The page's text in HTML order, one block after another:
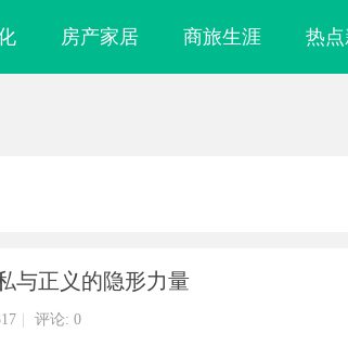
房产家居 商旅生涯 热
与正义的隐形力量
评论: 0